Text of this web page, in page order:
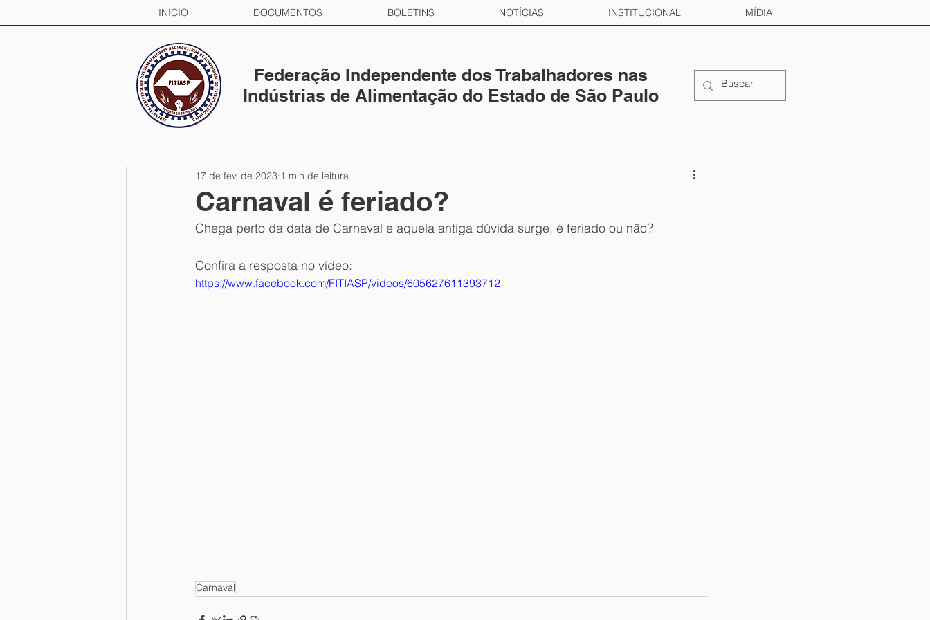
INÍCIO DOCUMENTOS BOLETINS NOTÍCIAS INSTITUCIONAL MÍDIA
Federação Independente dos Trabalhadores nas
Indústrias de Alimentação do Estado de São Paulo
Carnaval é feriado?
17 de fev. de 2023 1 min de leitura
Chega perto da data de Carnaval e aquela antiga dúvida surge, é feriado ou não?
Confira a resposta no vídeo:
https://www.facebook.com/FITIASP/videos/605627611393712
Carnaval